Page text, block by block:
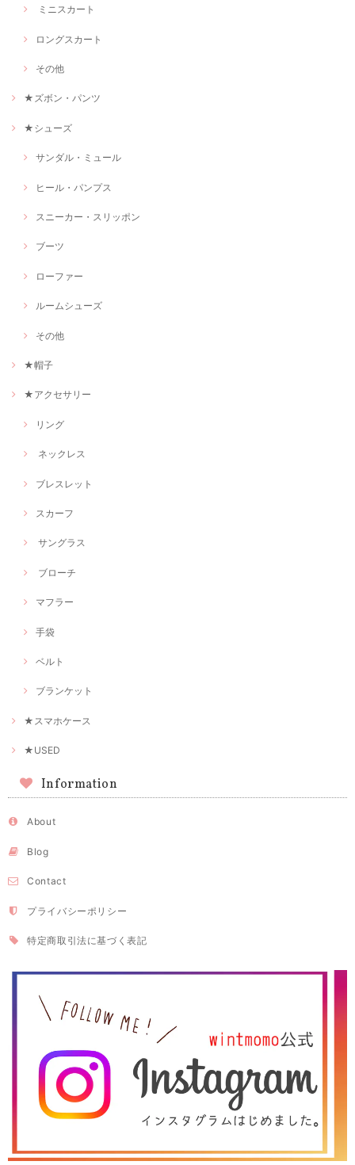
ミニスカート
ロングスカート
その他
★ズボン・パンツ
★シューズ
サンダル・ミュール
ヒール・パンプス
スニーカー・スリッポン
ブーツ
ローファー
ルームシューズ
その他
★帽子
★アクセサリー
リング
ネックレス
ブレスレット
スカーフ
サングラス
ブローチ
マフラー
手袋
ベルト
ブランケット
★スマホケース
★USED
Information
About
Blog
Contact
プライバシーポリシー
特定商取引法に基づく表記